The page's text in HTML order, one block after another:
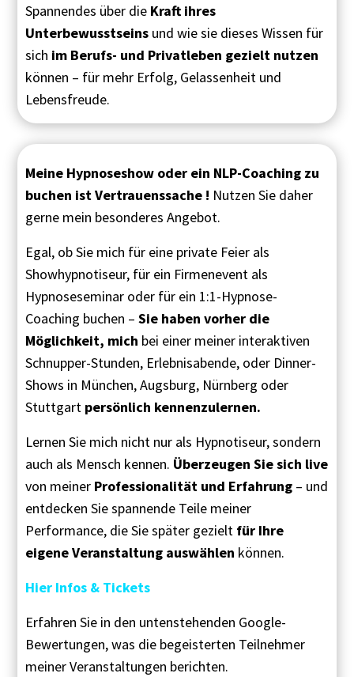
Spannendes über die Kraft ihres
Unterbewusstseins und wie sie dieses Wissen für
sich im Berufs- und Privatleben gezielt nutzen
können – für mehr Erfolg, Gelassenheit und
Lebensfreude.
Meine Hypnoseshow oder ein NLP-Coaching zu
buchen ist Vertrauenssache ! Nutzen Sie daher
gerne mein besonderes Angebot.
Egal, ob Sie mich für eine private Feier als
Showhypnotiseur, für ein Firmenevent als
Hypnoseseminar oder für ein 1:1-Hypnose-
Coaching buchen –Sie haben vorher die
Möglichkeit, mich bei einer meiner interaktiven
Schnupper-Stunden, Erlebnisabende, oder Dinner-
Shows in München, Augsburg, Nürnberg oder
Stuttgart persönlich kennenzulernen.
Lernen Sie mich nicht nur als Hypnotiseur, sondern
auch als Mensch kennen. Überzeugen Sie sich live
von meiner Professionalität und Erfahrung – und
entdecken Sie spannende Teile meiner
Performance, die Sie später gezielt für Ihre
eigene Veranstaltung auswählen können.
Hier Infos & Tickets
Erfahren Sie in den untenstehenden Google-
Bewertungen, was die begeisterten Teilnehmer
meiner Veranstaltungen berichten.